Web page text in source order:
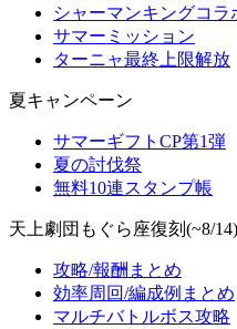
シャーマンキングコラ
サマーミッション
ターニャ最終上限解放
夏キャンペーン
サマーギフトCP第1弾
夏の討伐祭
無料10連スタンプ帳
天上劇団もぐら座復刻(~8/14)
攻略/報酬まとめ
効率周回/編成例まとめ
マルチバトルボス攻略